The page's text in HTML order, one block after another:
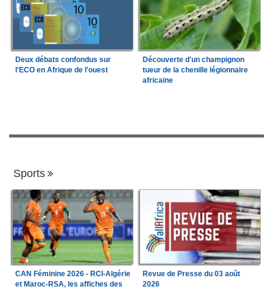
Deux débats confondus sur
l'ECO en Afrique de l'ouest
Découverte d'un champignon
tueur de la chenille légionnaire
africaine
Sports
CAN Féminine 2026 - RCI-Algérie
et Maroc-RSA, les affiches des
Revue de Presse du 03 août
2026